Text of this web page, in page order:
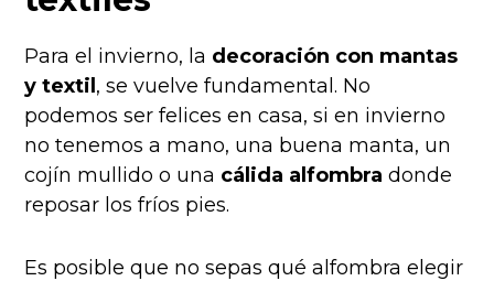
Para el invierno, la decoración con mantas
y textil , se vuelve fundamental. No
podemos ser felices en casa, si en invierno
no tenemos a mano, una buena manta, un
cojín mullido o una cálida alfombra donde
reposar los fríos pies.
Es posible que no sepasqué alfombra elegir